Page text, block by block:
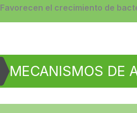
Favorecen el crecimiento de
MECANISMOS DE